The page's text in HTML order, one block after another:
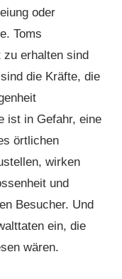
oder
Toms
zu erhalten sind
die Kräfte, die
ist in Gefahr, eine
örtlichen
wirken
und
Besucher. Und
ein, die
wären.